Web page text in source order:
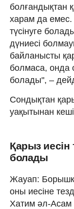
болғандықтан
харам да емес.
түсінуге
дүниесі
байланысты
болмаса, онда
болады", –
Сондықтан
уақытынан
Қарыз иесін
болады
Жауап:
оны иесіне
Хатим әл-Асам